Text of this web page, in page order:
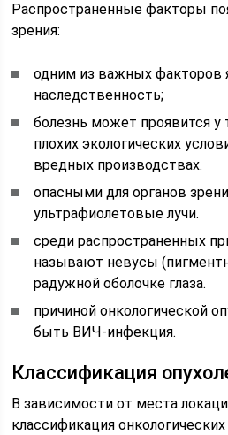
Распространенные факторы
зрения:
одним из важных факторов
наследственность;
болезнь может проявится у
плохих экологических
вредных производствах.
опасными для органов
ультрафиолетовые лучи.
среди распространенных
называют невусы
радужной оболочке глаза.
причиной онкологической
быть ВИЧ-инфекция.
Классификация
В зависимости от места
классификация онкологических